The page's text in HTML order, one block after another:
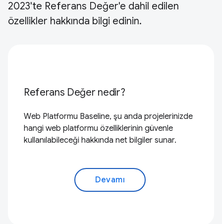
2023'te Referans Değer'e dahil edilen
özellikler hakkında bilgi edinin.
Referans Değer nedir?
Web Platformu Baseline, şu anda projelerinizde
hangi web platformu özelliklerinin güvenle
kullanılabileceği hakkında net bilgiler sunar.
Devamı